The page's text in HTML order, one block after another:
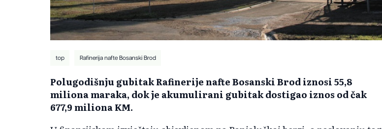
top Rafinerija nafte Bosanski Brod
Polugodišnju gubitak Rafinerije nafte Bosanski Brod iznosi 55,8
miliona maraka, dok je akumulirani gubitak dostigao iznos od čak
677,9 miliona KM.